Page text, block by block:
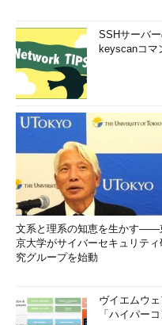
SSHサーバ
keyscanコマ
文系と理系の知恵を生かす――
京大学がサイバーセキュリティ
究グループを始動
ヴイエムウ
「ハイパー